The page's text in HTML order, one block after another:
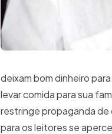
deixam bom dinheiro
levar comida para sua
restringe propaganda de
para os leitores se